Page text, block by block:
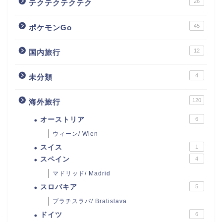
テクテクテクテク
ポケモンGo 45
国内旅行 12
未分類 4
海外旅行 120
オーストリア 6
ウィーン/ Wien
スイス 1
スペイン 4
マドリッド/ Madrid
スロバキア 5
ブラチスラバ/ Bratislava
ドイツ 6